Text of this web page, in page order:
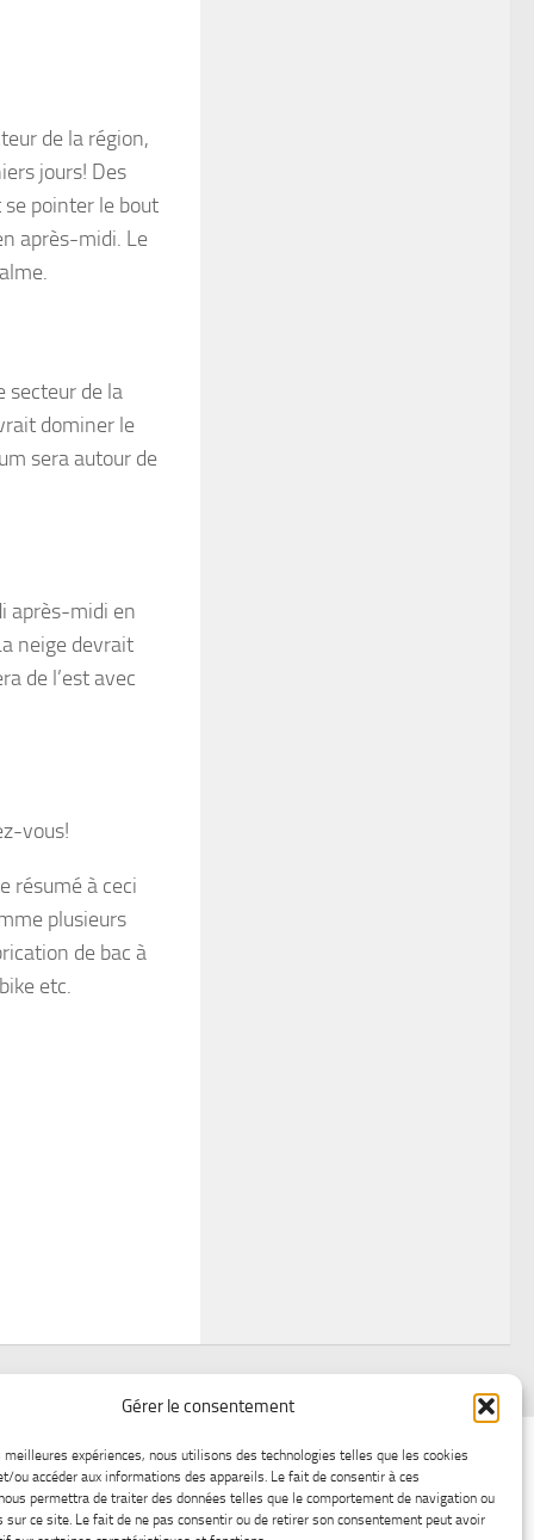
Gérer le consentement
expériences, nous utilisons des technologies telles que les cookies
ou accéder aux informations des appareils. Le fait de consentir à ces
permettra de traiter des données telles que le comportement de navigation ou
sur ce site. Le fait de ne pas consentir ou de retirer son consentement peut avoir
de la région,
jours! Des
pointer le bout
après-midi. Le
secteur de la
dominer le
sera autour de
après-midi en
neige devrait
de l’est avec
vous!
résumé à ceci
plusieurs
de bac à
etc.
nous Lac-Saint-Jean glace Boutique en ligne